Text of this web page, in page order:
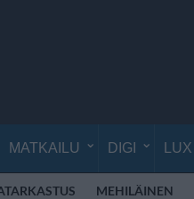
MATKAILU DIGI LUX
MEHILÄINEN